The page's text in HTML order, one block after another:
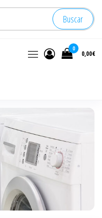
Buscar
0
0,00€